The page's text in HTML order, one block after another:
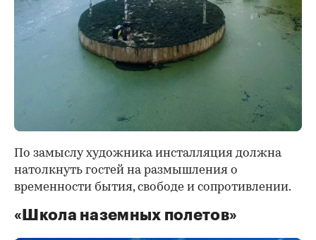
По замыслу художника инсталляция должна
натолкнуть гостей на размышления о
временности бытия, свободе и сопротивлении.
«Школа наземных полетов»